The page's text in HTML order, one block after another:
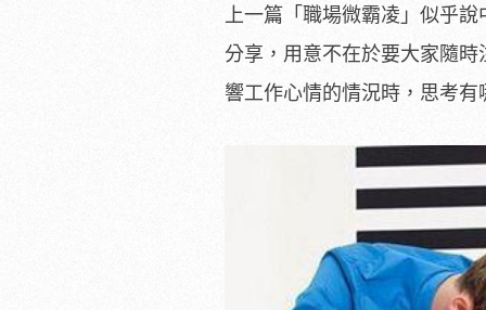
上一篇「職場微霸凌」似乎
分享，用意不在於要大家隨
響工作心情的情況時，思考